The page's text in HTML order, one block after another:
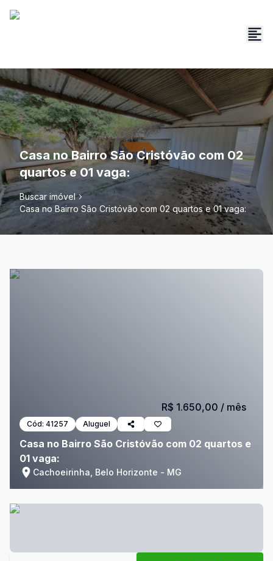
Casa no Bairro São Cristóvão com 02
quartos e 01 vaga:
Buscar imóvel
Casa no Bairro São Cristóvão com 02 quartos e 01 vaga:
Cód: 41257 Aluguel
Casa no Bairro São Cristóvão com 02 quartos e
01 vaga:
Cachoeirinha, Belo Horizonte - MG
R$ 1.650,00 / mês